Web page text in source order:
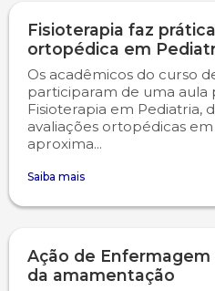
Fisioterapia faz
ortopédica em
Os acadêmicos do curso
participaram de uma aula
Fisioterapia em Pediatria,
avaliações ortopédicas
aproxima...
Saiba mais
Ação de
da amamentação